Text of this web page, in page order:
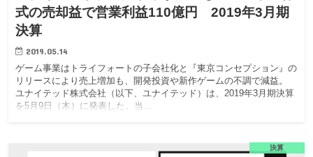
式の売却益で営業利益110億円 2019年3月期
決算
2019.05.14
ゲーム事業はトライフォートの子会社化と『東京コンセプション』の
リリースにより売上増加も、開発投資や新作ゲームの不調で減益。
ユナイテッド株式会社（以下、ユナイテッド）は、2019年3月期決算
を5月9日（木）に発表した。当…
決算